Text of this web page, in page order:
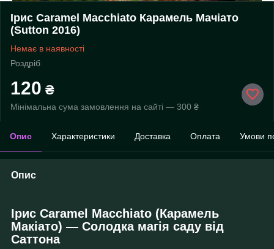
Ірис Caramel Macchiato Карамель Мачіато
(Sutton 2016)
Немає в наявності
Роздріб
120 ₴
Мінімальна сума замовлення на сайті — 300 ₴
Опис Характеристики Доставка Оплата Умови
Опис
Ірис Caramel Macchiato (Карамель
Макіато) — Солодка магія саду від
Саттона